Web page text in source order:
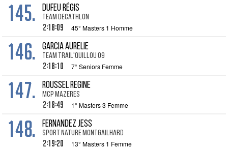
145. DUFEU Régis
TEAM DECATHLON
2:18:09 45° Masters 1 Homme
146. GARCIA Aurelie
Team trail'quillou 09
2:18:10 7° Seniors Femme
147. ROUSSEL Regine
MCP mazeres
2:18:49 1° Masters 3 Femme
148. FERNANDEZ Jess
Sport nature Montgailhard
2:19:20 13° Masters 1 Femme